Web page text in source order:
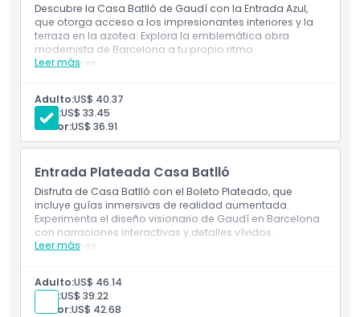
Cosas a Saber
Política de Cancelación
Descubre la Casa Batlló de Gaudí con la Entrada Azul,
que otorga acceso a los impresionantes interiores y la
terraza en la azotea. Explora la emblemática obra
modernista de Barcelona a tu propio ritmo.
Leer más
Inclusiones
Explora libremente los interiores, mosaicos y la
azotea
Acceso esencial a este emblemático edificio
modernista
Adulto:US$ 40.37
Niño:US$ 33.45
Senior:US$ 36.91
Entrada Plateada Casa Batlló
Disfruta de Casa Batlló con el Boleto Plateado, que
incluye guías inmersivas de realidad aumentada.
Experimenta el diseño visionario de Gaudí en Barcelona
con narraciones interactivas y detalles vívidos.
Leer más
Inclusiones
Narración interactiva de la visión de Gaudí
Forma inmersiva de experimentar la Casa Batlló
Adulto:US$ 46.14
Niño:US$ 39.22
Senior:US$ 42.68